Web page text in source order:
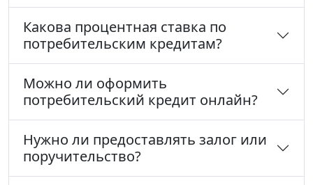
Какова процентная ставка по
потребительским кредитам?
Можно ли оформить
потребительский кредит онлайн?
Нужно ли предоставлять залог или
поручительство?